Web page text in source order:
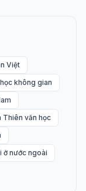
Việt
không gian
Thiên văn học
ở nước ngoài